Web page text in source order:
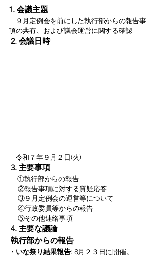
1. 会議主題
９月定例会を前にした執行部からの報告事
項の共有、および議会運営に関する確認
2. 会議日時
令和７年９月２日(火)
3. 主要事項
①執行部からの報告
②報告事項に対する質疑応答
③９月定例会の運営等について
④行政委員等からの報告
⑤その他連絡事項
4. 主要な議論
執行部からの報告
・いな祭り結果報告: 8月２３日に開催。